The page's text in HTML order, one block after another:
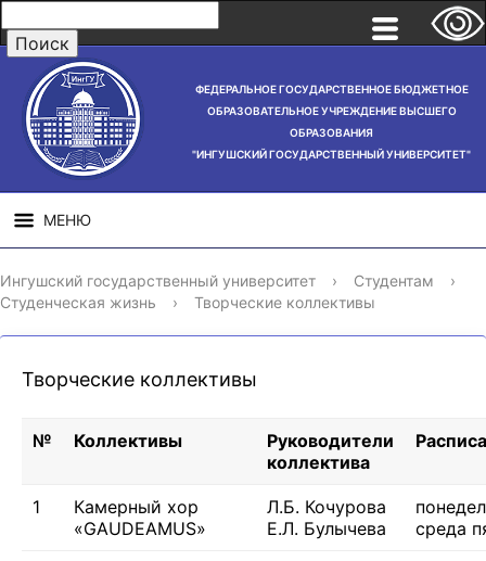
ФЕДЕРАЛЬНОЕ ГОСУДАРСТВЕННОЕ БЮДЖЕТНОЕ
ОБРАЗОВАТЕЛЬНОЕ УЧРЕЖДЕНИЕ ВЫСШЕГО
ОБРАЗОВАНИЯ
"ИНГУШСКИЙ ГОСУДАРСТВЕННЫЙ УНИВЕРСИТЕТ"
МЕНЮ
СВЕДЕНИЯ ОБ
ОБРАЗОВАТЕЛЬНОЙ
НАУЧНАЯ
ДЕЯТЕЛЬНОСТЬ
Ингушский государственный университет › Студентам
›
Студенческая жизнь
› Творческие коллективы
Творческие коллективы
№ Коллективы
Руководители
коллектива
1
Камерный хор
«GAUDEAMUS»
Л.Б. Кочурова
Е.Л. Булычева
среда